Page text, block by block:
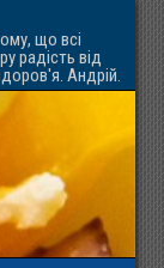
що всі
радість від
Андрій.